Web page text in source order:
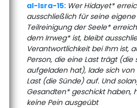
al-Isra-15: Wer Hidayet*
ausschließlich für seine
Teilreinigung der Seele*
dem Irrweg* ist, bleibt
Verantwortlichkeit bei Ihm ist,
Person, die eine Last trägt (die
aufgeladen hat), lade sich
Last (die Sünde) auf. Und
Gesandten* geschickt haben,
keine Pein ausgeübt